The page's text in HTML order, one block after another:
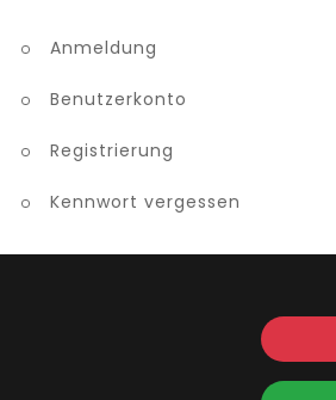
Anmeldung
Benutzerkonto
Registrierung
Kennwort vergessen